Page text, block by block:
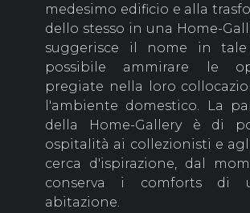
medesimo edificio e alla
dello stesso in una Home-
suggerisce il nome in
possibile ammirare le
pregiate nella loro
l'ambiente domestico. La
della Home-Gallery è di
ospitalità ai collezionisti e
cerca d'ispirazione, dal
conserva i comforts di
abitazione.